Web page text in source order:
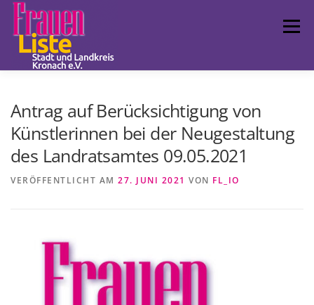
Zum
Inhalt
springen
Menü
TERMINE FUNDSTÜCKE IMPRESSUM
Antrag auf Berücksichtigung von
Künstlerinnen bei der Neugestaltung
des Landratsamtes 09.05.2021
VERÖFFENTLICHT AM 27. JUNI 2021 VON FL_IO